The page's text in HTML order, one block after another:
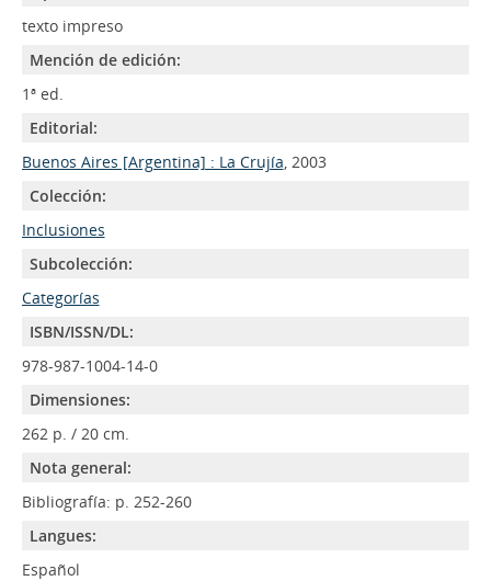
texto impreso
Mención de edición:
1ª ed.
Editorial:
Buenos Aires [Argentina] : La Crujía, 2003
Colección:
Inclusiones
Subcolección:
Categorías
ISBN/ISSN/DL:
978-987-1004-14-0
Dimensiones:
262 p. / 20 cm.
Nota general:
Bibliografía: p. 252-260
Langues:
Español